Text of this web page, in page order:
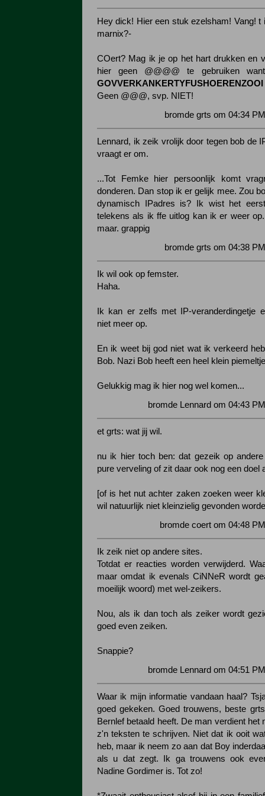
Hey dick! Hier een stuk ezelsham! Vang! t
marnix?-
COert? Mag ik je op het hart drukken en
hier geen @@@@ te gebruiken
GOVVERKANKERTYFUSHOERENZOOI
Geen @@@, svp. NIET!
bromde grts om 04:34
Lennard, ik zeik vrolijk door tegen bob de
vraagt er om.
...Tot Femke hier persoonlijk komt
donderen. Dan stop ik er gelijk mee. Zou
dynamisch IPadres is? Ik wist het
telekens als ik ffe uitlog kan ik er weer
maar. grappig
bromde grts om 04:38
Ik wil ook op femster.
Haha.
Ik kan er zelfs met IP-veranderdingetje
niet meer op.
En ik weet bij god niet wat ik verkeerd
Bob. Nazi Bob heeft een heel klein
Gelukkig mag ik hier nog wel komen...
bromde Lennard om 04:43
et grts: wat jij wil.
nu ik hier toch ben: dat gezeik op
pure verveling of zit daar ook nog een doel
[of is het nut achter zaken zoeken weer
wil natuurlijk niet kleinzielig gevonden
bromde coert om 04:48
Ik zeik niet op andere sites.
Totdat er reacties worden verwijderd.
maar omdat ik evenals CiNNeR wordt
moeilijk woord) met wel-zeikers.
Nou, als ik dan toch als zeiker wordt
goed even zeiken.
Snappie?
bromde Lennard om 04:51
Waar ik mijn informatie vandaan haal?
goed gekeken. Goed trouwens, beste
Bernlef betaald heeft. De man verdient het
z'n teksten te schrijven. Niet dat ik ooit
heb, maar ik neem zo aan dat Boy
als u dat zegt. Ik ga trouwens ook
Nadine Gordimer is. Tot zo!